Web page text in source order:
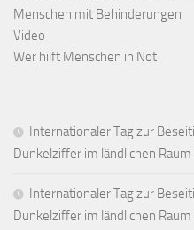
Menschen mit Behinderungen
Video
Wer hilft Menschen in Not
Internationaler Tag zur
Dunkelziffer im ländlichen
Internationaler Tag zur
Dunkelziffer im ländlichen